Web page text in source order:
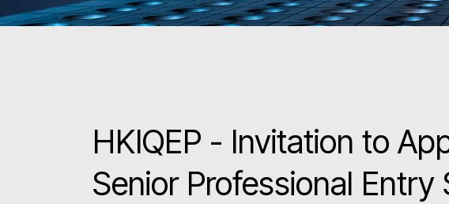
HKIQEP - Invitation to
Senior Professional Entry